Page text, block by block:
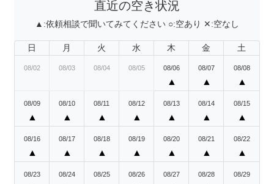
直近の空き状況
▲:依頼相談で聞いてみてください ○:空あり ✕:空なし
日 月 火 水 木 金 土
08/02 08/03 08/04 08/05 08/06
▲
08/07
▲
08/08
▲
08/09
▲
08/10
▲
08/11
▲
08/12
▲
08/13
▲
08/14
▲
08/15
▲
08/16
▲
08/17
▲
08/18
▲
08/19
▲
08/20
▲
08/21
▲
08/22
▲
08/23 08/24 08/25 08/26 08/27 08/28 08/29